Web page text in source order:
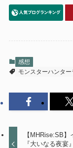
感想
モンスターハンタ
【MHRise:SB】
『大いなる夜宴